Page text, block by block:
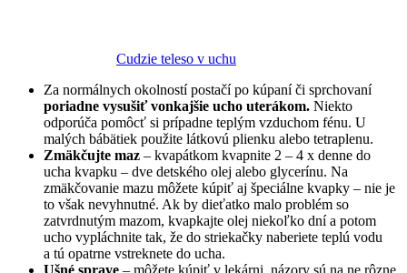
Cudzie teleso v uchu
Za normálnych okolností postačí po kúpaní či sprchovaní
poriadne vysušiť vonkajšie ucho uterákom. Niekto
odporúča pomôcť si prípadne teplým vzduchom fénu. U
malých bábätiek použite látkovú plienku alebo tetraplenu.
Zmäkčujte maz – kvapátkom kvapnite 2 – 4 x denne do
ucha kvapku – dve detského olej alebo glycerínu. Na
zmäkčovanie mazu môžete kúpiť aj špeciálne kvapky – nie je
to však nevyhnutné. Ak by dieťatko malo problém so
zatvrdnutým mazom, kvapkajte olej niekoľko dní a potom
ucho vypláchnite tak, že do striekačky naberiete teplú vodu
a tú opatrne vstreknete do ucha.
Ušné spraye – môžete kúpiť v lekárni, názory sú na ne rôzne.